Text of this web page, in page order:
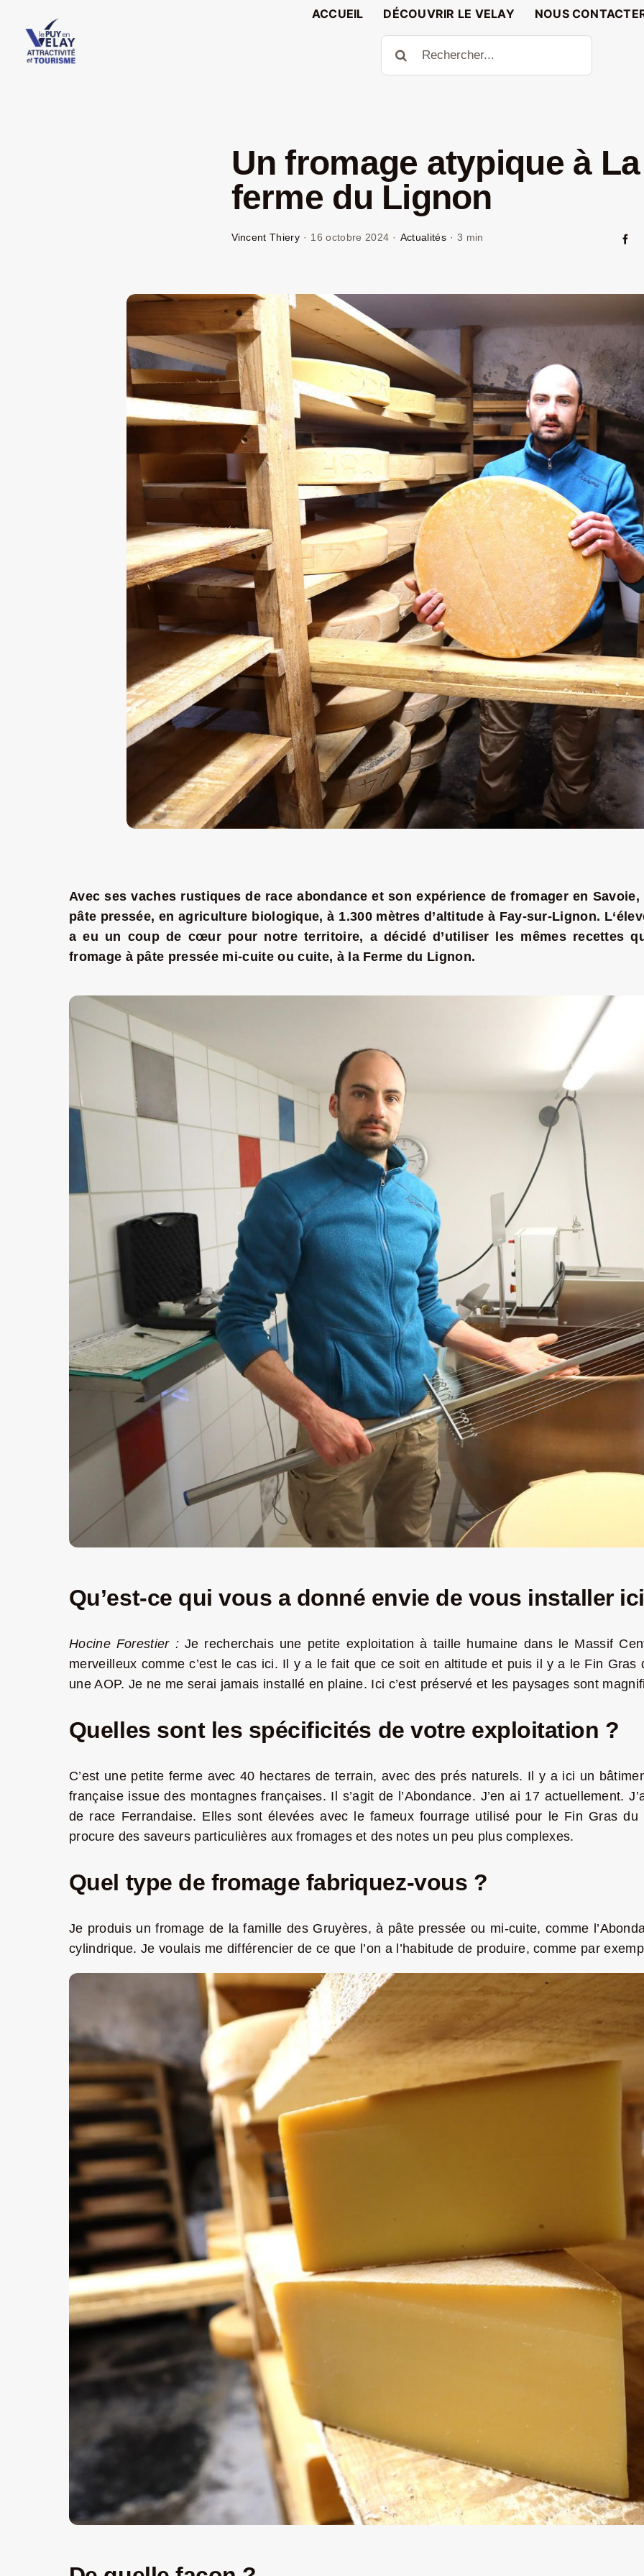
contenu
ACCUEIL DÉCOUVRIR LE VELAY
NOUS
Rechercher:
Un fromage atypique à La
ferme du Lignon
Vincent Thiery · 16 octobre 2024 · Actualités · 3 min
Avec ses vaches rustiques de race abondance et son expérience de fromager en
pâte pressée, en agriculture biologique, à 1.300 mètres d’altitude à Fay-sur-Lignon. L
a eu un coup de cœur pour notre territoire, a décidé d’utiliser les mêmes recettes
fromage à pâte pressée mi-cuite ou cuite, à la Ferme du Lignon.
Qu’est-ce qui vous a donné envie de vous installer
Hocine Forestier : Je recherchais une petite exploitation à taille humaine dans le Massif
merveilleux comme c’est le cas ici. Il y a le fait que ce soit en altitude et puis il y a le Fin
une AOP. Je ne me serai jamais installé en plaine. Ici c’est préservé et les paysages sont
Quelles sont les spécificités de votre exploitation ?
C’est une petite ferme avec 40 hectares de terrain, avec des prés naturels. Il y a ici un
française issue des montagnes françaises. Il s’agit de l’Abondance. J’en ai 17 actuellement.
de race Ferrandaise. Elles sont élevées avec le fameux fourrage utilisé pour le Fin Gras
procure des saveurs particulières aux fromages et des notes un peu plus complexes.
Quel type de fromage fabriquez-vous ?
Je produis un fromage de la famille des Gruyères, à pâte pressée ou mi-cuite, comme
cylindrique. Je voulais me différencier de ce que l’on a l’habitude de produire, comme par